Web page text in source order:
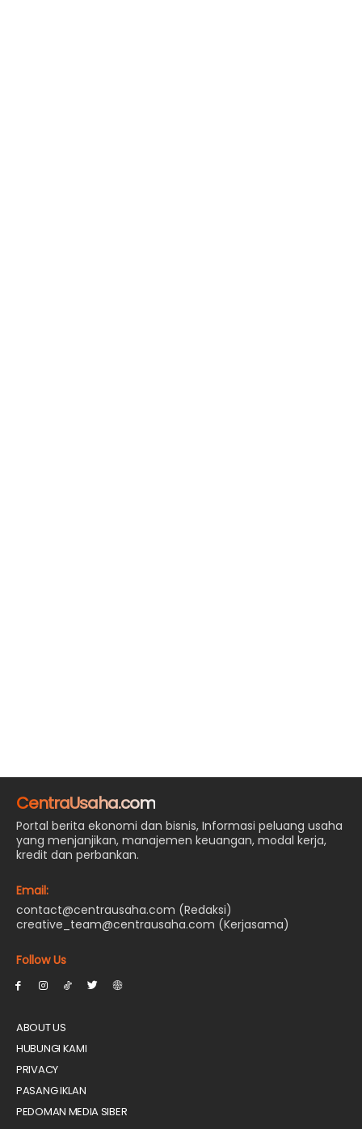
CentraUsaha.com
Portal berita ekonomi dan bisnis, Informasi peluang usaha
yang menjanjikan, manajemen keuangan, modal kerja,
kredit dan perbankan.
Email:
contact@centrausaha.com (Redaksi)
creative_team@centrausaha.com (Kerjasama)
Follow Us
ABOUT US
HUBUNGI KAMI
PRIVACY
PASANG IKLAN
PEDOMAN MEDIA SIBER